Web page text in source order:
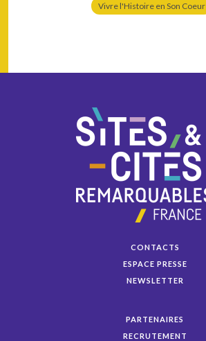
Vivre l'Histoire en Son Coeur
CONTACTS
ESPACE PRESSE
NEWSLETTER
PARTENAIRES
RECRUTEMENT